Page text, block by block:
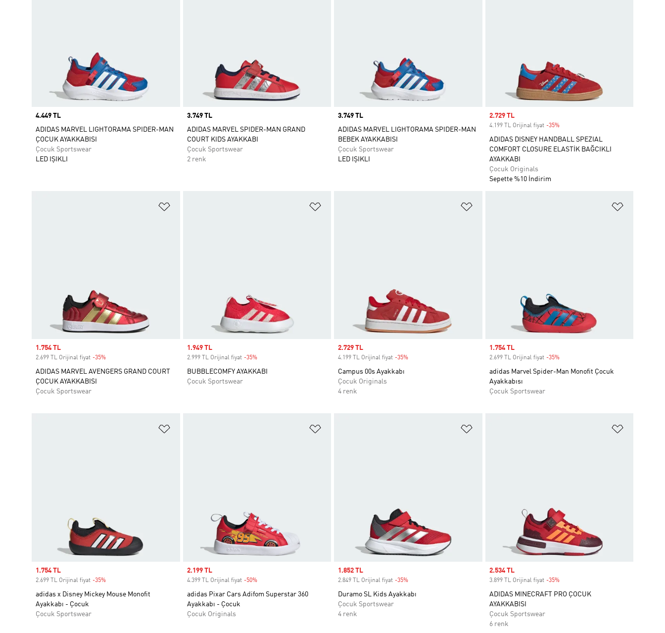
Price
4.449 TL
ADIDAS MARVEL LIGHTORAMA SPIDER-MAN
ÇOCUK AYAKKABISI
Çocuk Sportswear
LED IŞIKLI
Price
3.749 TL
ADIDAS MARVEL SPIDER-MAN GRAND
COURT KIDS AYAKKABI
Çocuk Sportswear
2 renk
Price
3.749 TL
ADIDAS MARVEL LIGHTORAMA SPIDER-MAN
BEBEK AYAKKABISI
Çocuk Sportswear
LED IŞIKLI
Sale price
2.729 TL
4.199 TL Orijinal fiyat -35%Discount
ADIDAS DISNEY HANDBALL SPEZIAL
COMFORT CLOSURE ELASTİK BAĞCIKLI
AYAKKABI
Çocuk Originals
Sepette %10 İndirim
Sale price
1.754 TL
2.699 TL Orijinal fiyat -35%
ADIDAS MARVEL AVENGERS GRAND COURT
ÇOCUK AYAKKABISI
Çocuk Sportswear
Sale price
1.949 TL
2.999 TL Orijinal fiyat -35%Discount
BUBBLECOMFY AYAKKABI
Çocuk Sportswear
Sale price
2.729 TL
4.199 TL Orijinal fiyat -35%
Campus 00s Ayakkabı
Çocuk Originals
4 renk
Sale price
1.754 TL
2.699 TL Orijinal fiyat -35%Discount
adidas Marvel Spider-Man Monofit Çocuk
Ayakkabısı
Çocuk Sportswear
Sale price
1.754 TL
2.699 TL Orijinal fiyat -35%
adidas x Disney Mickey Mouse Monofit
Ayakkabı - Çocuk
Çocuk Sportswear
Sale price
2.199 TL
4.399 TL Orijinal fiyat -50%Discount
adidas Pixar Cars Adifom Superstar 360
Ayakkabı - Çocuk
Çocuk Originals
Sale price
1.852 TL
2.849 TL Orijinal fiyat -35%
Duramo SL Kids Ayakkabı
Çocuk Sportswear
4 renk
Sale price
2.534 TL
3.899 TL Orijinal fiyat -35%Discount
ADIDAS MINECRAFT PRO ÇOCUK
AYAKKABISI
Çocuk Sportswear
6 renk